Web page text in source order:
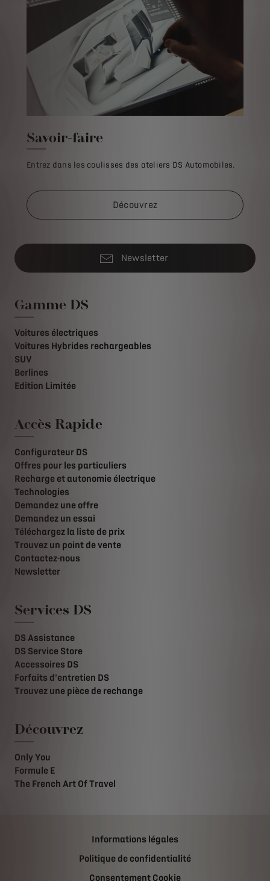
Savoir-faire
Entrez dans les coulisses des ateliers DS Automobiles.
Découvrez
Newsletter
Gamme DS
Voitures électriques
Voitures Hybrides rechargeables
SUV
Berlines
Edition Limitée
Accès Rapide
Configurateur DS
Offres pour les particuliers
Recharge et autonomie électrique
Technologies
Demandez une offre
Demandez un essai
Téléchargez la liste de prix
Trouvez un point de vente
Contactez-nous
Newsletter
Services DS
DS Assistance
DS Service Store
Accessoires DS
Forfaits d'entretien DS
Trouvez une pièce de rechange
Découvrez
Only You
Formule E
The French Art Of Travel
Informations légales
Politique de confidentialité
Consentement Cookie